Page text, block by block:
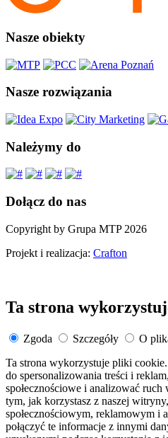
Nasze obiekty
Nasze rozwiązania
Należymy do
Dołącz do nas
Copyright by Grupa MTP 2026
Projekt i realizacja: Crafton
Ta strona
Zgoda Szczegóły
O
Ta strona wykorzystuje pliki
do spersonalizowania treści i
społecznościowe i analizować
tym, jak korzystasz z naszej
społecznościowym, reklamowym i
połączyć te informacje z innymi